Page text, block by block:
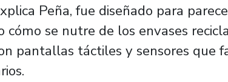
Peña, fue diseñado para
cómo se nutre de los envases
pantallas táctiles y sensores que